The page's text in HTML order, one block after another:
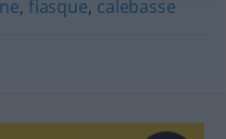
, fiasque, calebasse